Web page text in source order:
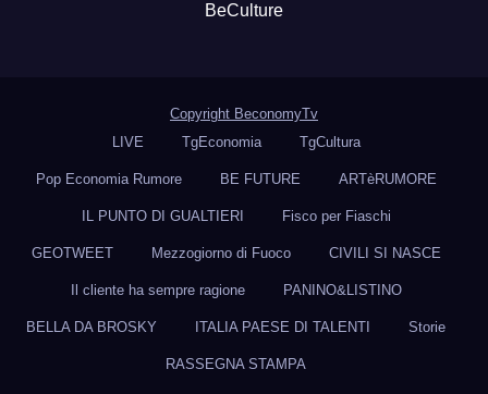
BeCulture
Copyright BeconomyTv
LIVE
TgEconomia TgCultura
Pop Economia Rumore BE FUTURE ARTèRUMORE
IL PUNTO DI GUALTIERI Fisco per Fiaschi
GEOTWEET Mezzogiorno di Fuoco CIVILI SI NASCE
Il cliente ha sempre ragione PANINO&LISTINO
BELLA DA BROSKY ITALIA PAESE DI TALENTI Storie
RASSEGNA STAMPA